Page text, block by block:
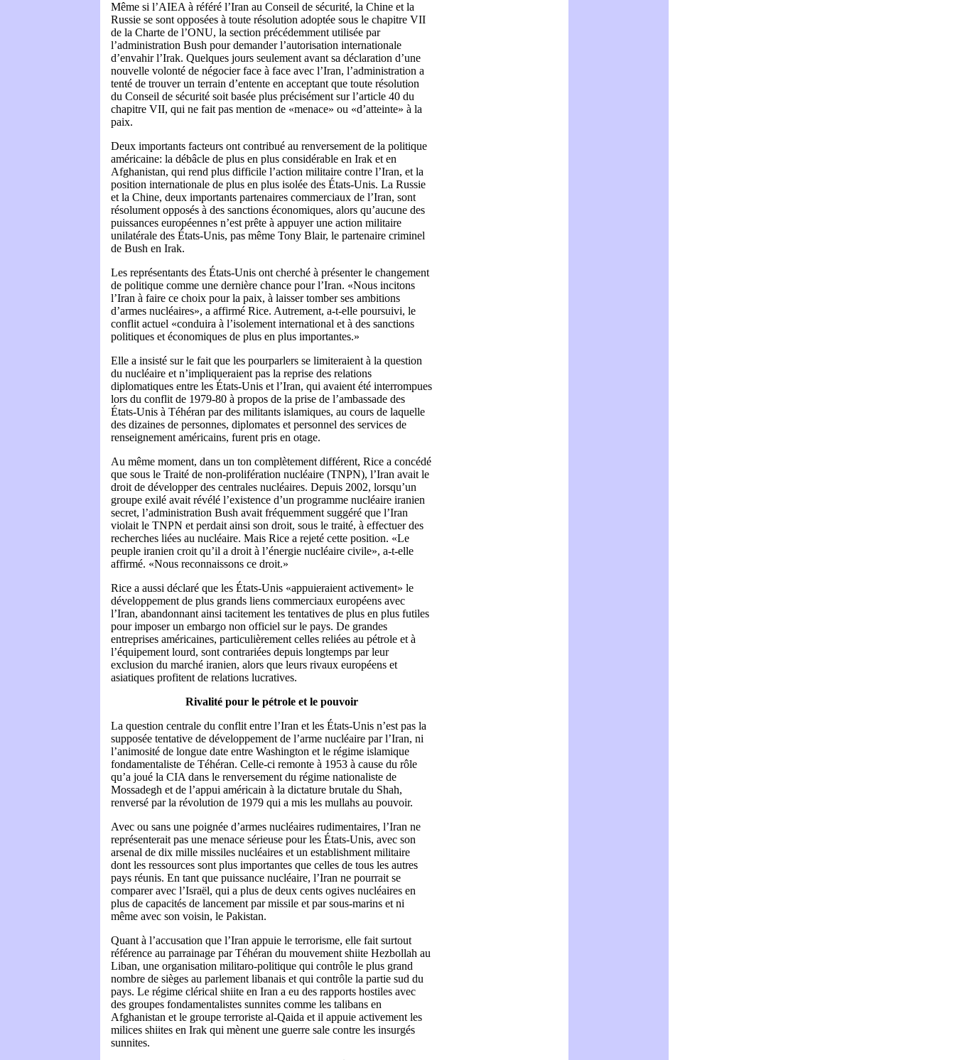
Même si l’AIEA à référé l’Iran au Conseil de sécurité, la Chine et la
Russie se sont opposées à toute résolution adoptée sous le chapitre VII
de la Charte de l’ONU, la section précédemment utilisée par
l’administration Bush pour demander l’autorisation internationale
d’envahir l’Irak. Quelques jours seulement avant sa déclaration d’une
nouvelle volonté de négocier face à face avec l’Iran, l’administration a
tenté de trouver un terrain d’entente en acceptant que toute résolution
du Conseil de sécurité soit basée plus précisément sur l’article 40 du
chapitre VII, qui ne fait pas mention de «menace» ou «d’atteinte» à la
paix.
Deux importants facteurs ont contribué au renversement de la politique
américaine: la débâcle de plus en plus considérable en Irak et en
Afghanistan, qui rend plus difficile l’action militaire contre l’Iran, et la
position internationale de plus en plus isolée des États-Unis. La Russie
et la Chine, deux importants partenaires commerciaux de l’Iran, sont
résolument opposés à des sanctions économiques, alors qu’aucune des
puissances européennes n’est prête à appuyer une action militaire
unilatérale des États-Unis, pas même Tony Blair, le partenaire criminel
de Bush en Irak.
Les représentants des États-Unis ont cherché à présenter le changement
de politique comme une dernière chance pour l’Iran. «Nous incitons
l’Iran à faire ce choix pour la paix, à laisser tomber ses ambitions
d’armes nucléaires», a affirmé Rice. Autrement, a-t-elle poursuivi, le
conflit actuel «conduira à l’isolement international et à des sanctions
politiques et économiques de plus en plus importantes.»
Elle a insisté sur le fait que les pourparlers se limiteraient à la question
du nucléaire et n’impliqueraient pas la reprise des relations
diplomatiques entre les États-Unis et l’Iran, qui avaient été interrompues
lors du conflit de 1979-80 à propos de la prise de l’ambassade des
États-Unis à Téhéran par des militants islamiques, au cours de laquelle
des dizaines de personnes, diplomates et personnel des services de
renseignement américains, furent pris en otage.
Au même moment, dans un ton complètement différent, Rice a concédé
que sous le Traité de non-prolifération nucléaire (TNPN), l’Iran avait le
droit de développer des centrales nucléaires. Depuis 2002, lorsqu’un
groupe exilé avait révélé l’existence d’un programme nucléaire iranien
secret, l’administration Bush avait fréquemment suggéré que l’Iran
violait le TNPN et perdait ainsi son droit, sous le traité, à effectuer des
recherches liées au nucléaire. Mais Rice a rejeté cette position. «Le
peuple iranien croit qu’il a droit à l’énergie nucléaire civile», a-t-elle
affirmé. «Nous reconnaissons ce droit.»
Rice a aussi déclaré que les États-Unis «appuieraient activement» le
développement de plus grands liens commerciaux européens avec
l’Iran, abandonnant ainsi tacitement les tentatives de plus en plus futiles
pour imposer un embargo non officiel sur le pays. De grandes
entreprises américaines, particulièrement celles reliées au pétrole et à
l’équipement lourd, sont contrariées depuis longtemps par leur
exclusion du marché iranien, alors que leurs rivaux européens et
asiatiques profitent de relations lucratives.
Rivalité pour le pétrole et le pouvoir
La question centrale du conflit entre l’Iran et les États-Unis n’est pas la
supposée tentative de développement de l’arme nucléaire par l’Iran, ni
l’animosité de longue date entre Washington et le régime islamique
fondamentaliste de Téhéran. Celle-ci remonte à 1953 à cause du rôle
qu’a joué la CIA dans le renversement du régime nationaliste de
Mossadegh et de l’appui américain à la dictature brutale du Shah,
renversé par la révolution de 1979 qui a mis les mullahs au pouvoir.
Avec ou sans une poignée d’armes nucléaires rudimentaires, l’Iran ne
représenterait pas une menace sérieuse pour les États-Unis, avec son
arsenal de dix mille missiles nucléaires et un establishment militaire
dont les ressources sont plus importantes que celles de tous les autres
pays réunis. En tant que puissance nucléaire, l’Iran ne pourrait se
comparer avec l’Israël, qui a plus de deux cents ogives nucléaires en
plus de capacités de lancement par missile et par sous-marins et ni
même avec son voisin, le Pakistan.
Quant à l’accusation que l’Iran appuie le terrorisme, elle fait surtout
référence au parrainage par Téhéran du mouvement shiite Hezbollah au
Liban, une organisation militaro-politique qui contrôle le plus grand
nombre de sièges au parlement libanais et qui contrôle la partie sud du
pays. Le régime clérical shiite en Iran a eu des rapports hostiles avec
des groupes fondamentalistes sunnites comme les talibans en
Afghanistan et le groupe terroriste al-Qaida et il appuie activement les
milices shiites en Irak qui mènent une guerre sale contre les insurgés
sunnites.